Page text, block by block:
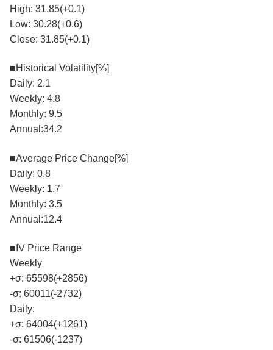
High: 31.85(+0.1)
Low: 30.28(+0.6)
Close: 31.85(+0.1)
■Historical Volatility[%]
Daily: 2.1
Weekly: 4.8
Monthly: 9.5
Annual:34.2
■Average Price Change[%]
Daily: 0.8
Weekly: 1.7
Monthly: 3.5
Annual:12.4
■IV Price Range
Weekly
+σ: 65598(+2856)
-σ: 60011(-2732)
Daily:
+σ: 64004(+1261)
-σ: 61506(-1237)